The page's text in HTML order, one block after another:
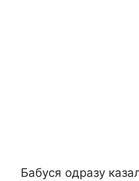
Бабуся одразу